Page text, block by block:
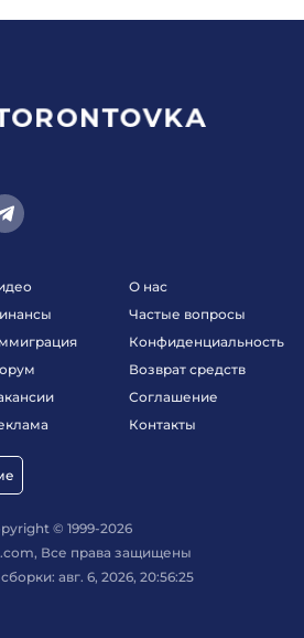
О нас
Частые вопросы
Конфиденциальность
Возврат средств
Соглашение
Контакты
© 1999-2026
Все права защищены
авг. 6, 2026, 20:56:25